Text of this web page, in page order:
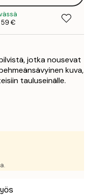
59 €
jotka nousevat
kuva,
tauluseinälle.